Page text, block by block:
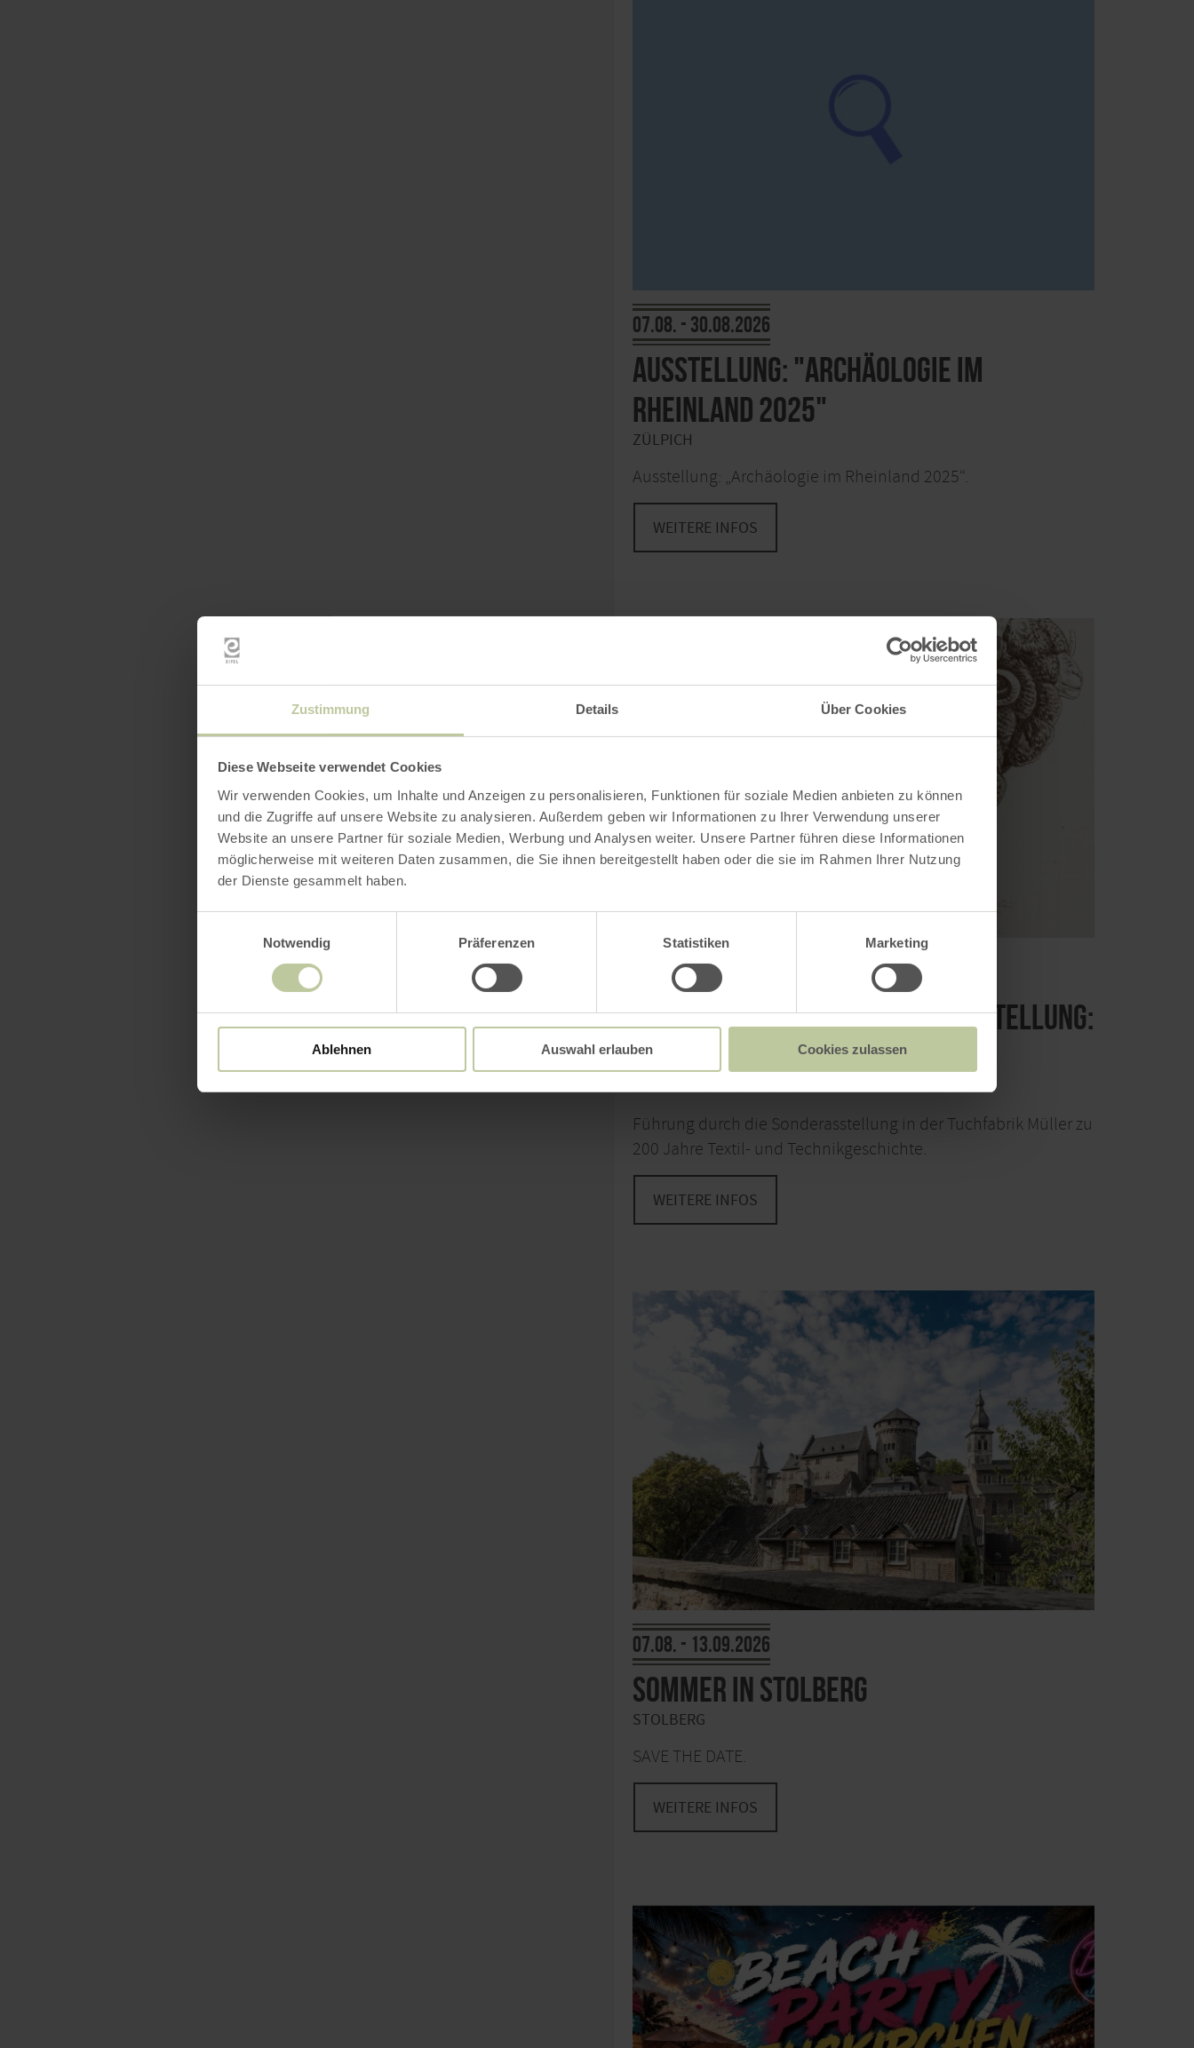
Zustimmung Details Über Cookies
Diese Webseite verwendet Cookies
Wir verwenden Cookies, um Inhalte und Anzeigen zu personalisieren, Funktionen für soziale Medien anbieten zu können
und die Zugriffe auf unsere Website zu analysieren. Außerdem geben wir Informationen zu Ihrer Verwendung unserer
Website an unsere Partner für soziale Medien, Werbung und Analysen weiter. Unsere Partner führen diese Informationen
möglicherweise mit weiteren Daten zusammen, die Sie ihnen bereitgestellt haben oder die sie im Rahmen Ihrer Nutzung
der Dienste gesammelt haben.
Notwendig
Präferenzen Statistiken Marketing
Ablehnen Auswahl erlauben Cookies zulassen
07.08. - 30.08.2026
Ausstellung: "Archäologie im
Rheinland 2025"
ZÜLPICH
Ausstellung: „Archäologie im Rheinland 2025“.
WEITERE INFOS
09.08. - 13.12.2026
Führung durch die Sonderausstellung:
"Von der Wolle"
EUSKIRCHEN-KUCHENHEIM
Führung durch die Sonderasstellung in der Tuchfabrik Müller zu
200 Jahre Textil- und Technikgeschichte.
WEITERE INFOS
07.08. - 13.09.2026
Sommer in Stolberg
STOLBERG
SAVE THE DATE.
WEITERE INFOS